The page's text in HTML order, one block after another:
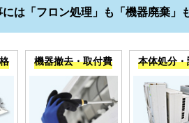
は「フロン処理」も「機器廃棄」
機器撤去・取付費 本体処分